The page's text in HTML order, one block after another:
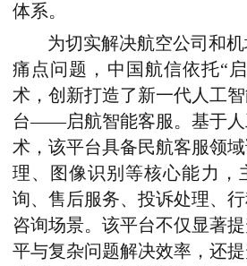
体系。
为切实解决航空公司和
痛点问题，中国航信依托“
术，创新打造了新一代人工
台——启航智能客服。基于人
术，该平台具备民航客服领
理、图像识别等核心能力，
询、售后服务、投诉处理、
咨询场景。该平台不仅显著
平与复杂问题解决效率，还